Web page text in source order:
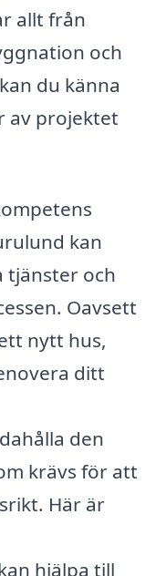
allt från
och
du känna
av projektet
kan
tjänster och
Oavsett
nytt hus,
ditt
den
krävs för att
Här är
hjälpa till